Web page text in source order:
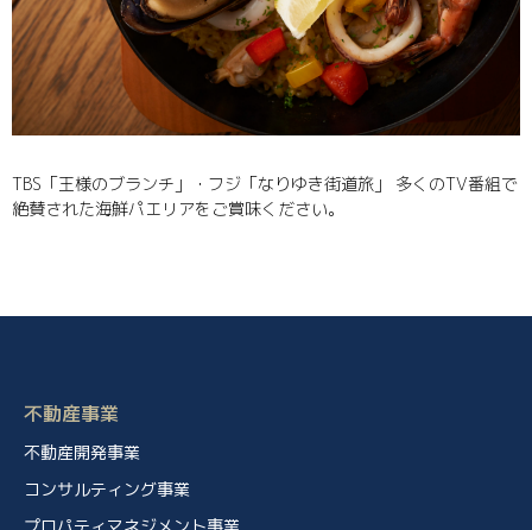
TBS「王様のブランチ」・フジ「なりゆき街道旅」 多くのTV番組で
絶賛された海鮮パエリアをご賞味ください。
不動産事業
不動産開発事業
コンサルティング事業